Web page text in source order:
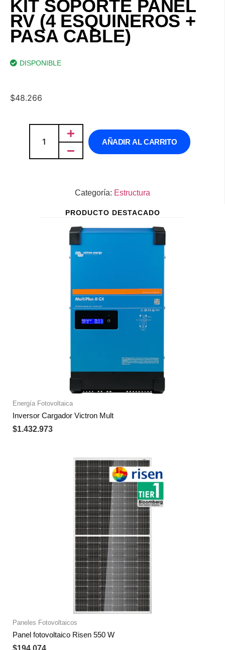
KIT SOPORTE PANEL
RV (4 ESQUINEROS +
PASA CABLE)
DISPONIBLE
$48.266
AÑADIR AL CARRITO
Categoría: Estructura
PRODUCTO DESTACADO
Energía Fotovoltaica
Inversor Cargador Victron Mult
$1.432.973
Paneles Fotovoltaicos
Panel fotovoltaico Risen 550 W